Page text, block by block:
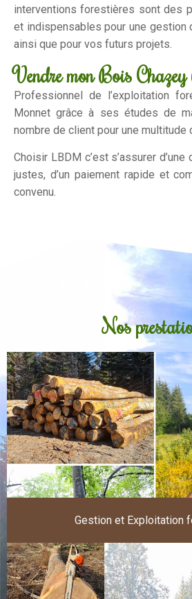
interventions forestières sont des
et indispensables pour une gestion
ainsi que pour vos futurs projets.
Vendre mon Bois
Professionnel de l’exploitation
Monnet grâce à ses études de
nombre de client pour une multitude
Choisir LBDM c’est s’assurer
justes, d’un paiement rapide et
convenu.
Nos
Gestion et Exploitation